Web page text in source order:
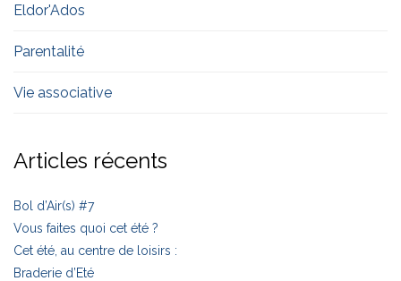
Eldor'Ados
Parentalité
Vie associative
Articles récents
Bol d’Air(s) #7
Vous faites quoi cet été ?
Cet été, au centre de loisirs :
Braderie d’Eté